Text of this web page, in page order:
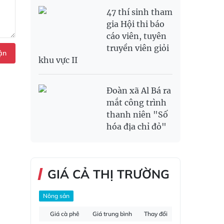
47 thí sinh tham
gia Hội thi báo
cáo viên, tuyên
truyền viên giỏi
khu vực II
Đoàn xã Al Bá ra
mắt công trình
thanh niên "Số
hóa địa chỉ đỏ"
GIÁ CẢ THỊ TRƯỜNG
Nông sản
Giá cà phê Giá trung bình
Thay đổi